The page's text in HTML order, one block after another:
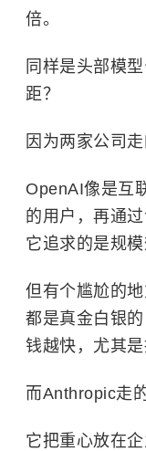
倍。
同样是头部模
距？
因为两家公司走
OpenAI像是互
的用户，再通
它追求的是规模
但有个尴尬的
都是真金白银
钱越快，尤其是
而Anthropic走
它把重心放在